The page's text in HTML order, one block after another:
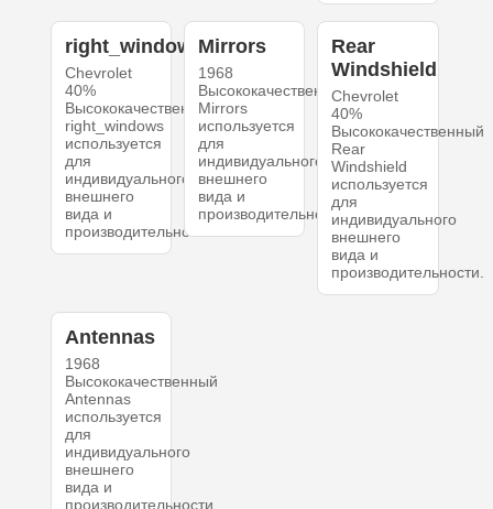
right_windows
Chevrolet
40%
Высококачественный
right_windows
используется
для
индивидуального
внешнего
вида и
производительности.
Mirrors
1968
Высококачественный
Mirrors
используется
для
индивидуального
внешнего
вида и
производительности.
Rear
Windshield
Chevrolet
40%
Высококачественный
Rear
Windshield
используется
для
индивидуального
внешнего
вида и
производительности.
Antennas
1968
Высококачественный
Antennas
используется
для
индивидуального
внешнего
вида и
производительности.